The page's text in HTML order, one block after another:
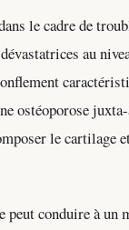
le cadre de
au
ostéoporose
le cartilage
peut conduire à